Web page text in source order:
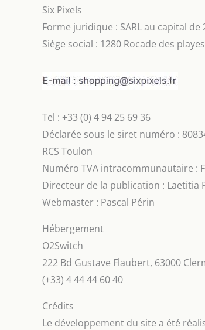
Six Pixels
Forme juridique : SARL au capital de
Siège social : 1280 Rocade des
Tel : +33 (0) 4 94 25 69 36
Déclarée sous le siret numéro :
RCS Toulon
Numéro TVA intracommunautaire :
Directeur de la publication : Laetitia
Webmaster : Pascal Périn
Hébergement
O2Switch
222 Bd Gustave Flaubert, 63000
(+33) 4 44 44 60 40
Crédits
Le développement du site a été